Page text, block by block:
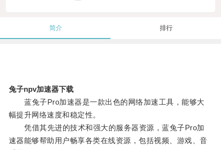
简介 排行
兔子npv加速器下载
蓝兔子Pro加速器是一款出色的网络加速工具，能够大
幅提升网络速度和稳定性。
凭借其先进的技术和强大的服务器资源，蓝兔子Pro加
速器能够帮助用户畅享各类在线资源，包括视频、游戏、音